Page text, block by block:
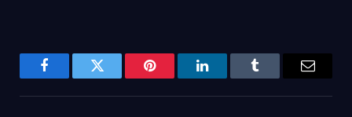
FacebookTwitter Pinterest LinkedInTumblr Email